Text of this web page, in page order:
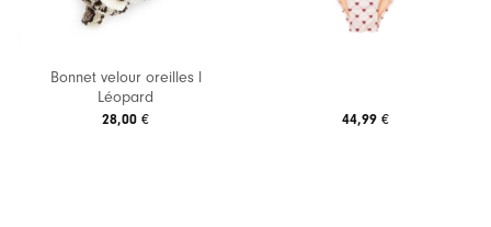
Bonnet velour oreilles l
Léopard
28,00 € 44,99 €